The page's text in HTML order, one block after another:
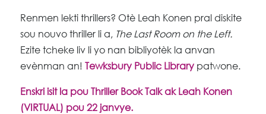
Renmen lekti thrillers? Otè Leah Konen pral diskite
sou nouvo thriller li a, The Last Room on the Left.
Ezite tcheke liv li yo nan bibliyotèk la anvan
evènman an! Tewksbury Public Librarypatwone.
Enskri isit la pou Thriller Book Talk ak Leah Konen
(VIRTUAL) pou 22 janvye.